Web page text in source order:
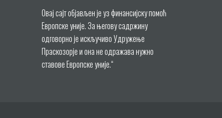
Овај сајт објављен је уз финансијску помоћ
Европске уније. За његову садржину
одговорнo је искључиво Удружење
Праскозорје и она не одражава нужно
ставове Европске уније.“